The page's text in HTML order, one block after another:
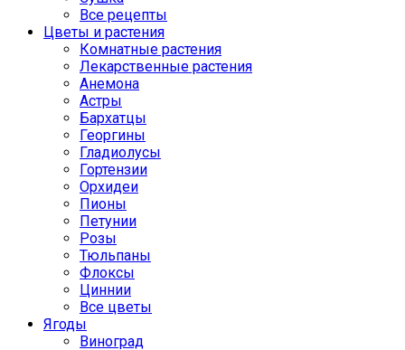
Все рецепты
Цветы и растения
Комнатные растения
Лекарственные растения
Анемона
Астры
Бархатцы
Георгины
Гладиолусы
Гортензии
Орхидеи
Пионы
Петунии
Розы
Тюльпаны
Флоксы
Циннии
Все цветы
Ягоды
Виноград